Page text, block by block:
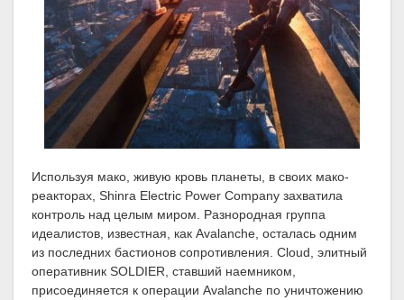
Используя мако, живую кровь планеты, в своих мако-
реакторах, Shinra Electric Power Company захватила
контроль над целым миром. Разнородная группа
идеалистов, известная, как Avalanche, осталась одним
из последних бастионов сопротивления. Cloud, элитный
оперативник SOLDIER, ставший наемником,
присоединяется к операции Avalanche по уничтожению